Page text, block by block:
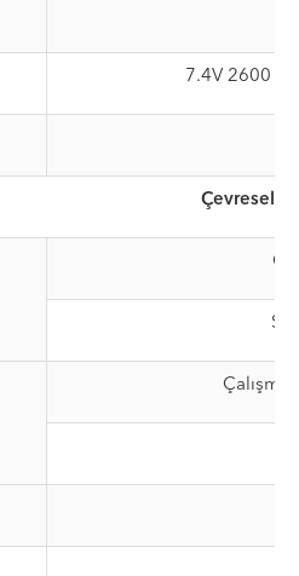
7.4V 2600
Çevresel